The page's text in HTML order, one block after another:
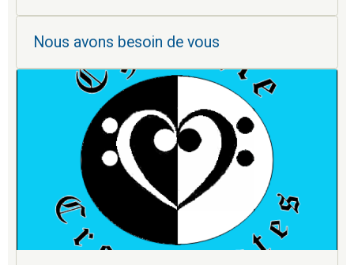
Nous avons besoin de vous